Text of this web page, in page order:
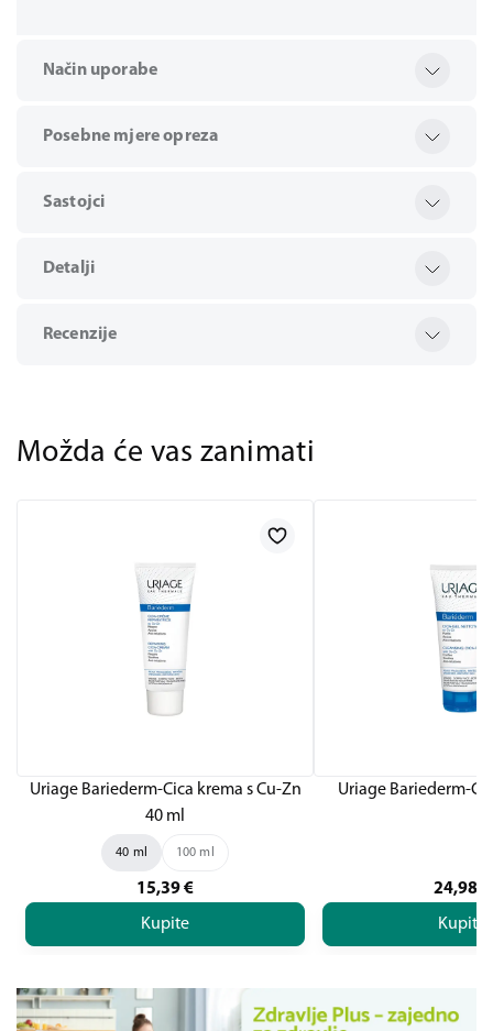
Način uporabe
Posebne mjere opreza
Sastojci
Detalji
Recenzije
Možda će vas zanimati
Uriage Bariederm-Cica krema s Cu-Zn
40 ml
40 ml 100 ml
15,39€
Kupite
Uriage Bariederm-
24,98
Kupite